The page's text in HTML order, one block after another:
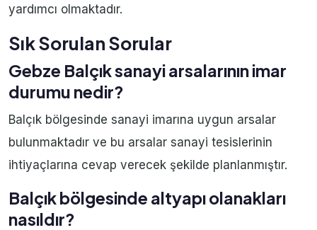
yardımcı olmaktadır.
Sık Sorulan Sorular
Gebze Balçık sanayi arsalarının imar
durumu nedir?
Balçık bölgesinde sanayi imarına uygun arsalar
bulunmaktadır ve bu arsalar sanayi tesislerinin
ihtiyaçlarına cevap verecek şekilde planlanmıştır.
Balçık bölgesinde altyapı olanakları
nasıldır?